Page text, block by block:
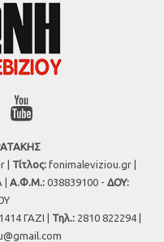
| Τίτλος:fonimaleviziou.gr |
| Α.Φ.Μ.: 038839100 - ΔΟΥ:
ΓΑΖΙ | Τηλ.: 2810 822294 |